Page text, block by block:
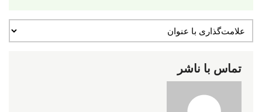
تماس با ناشر